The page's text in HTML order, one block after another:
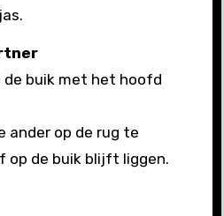
de buik met het hoofd
ander op de rug te
op de buik blijft liggen.